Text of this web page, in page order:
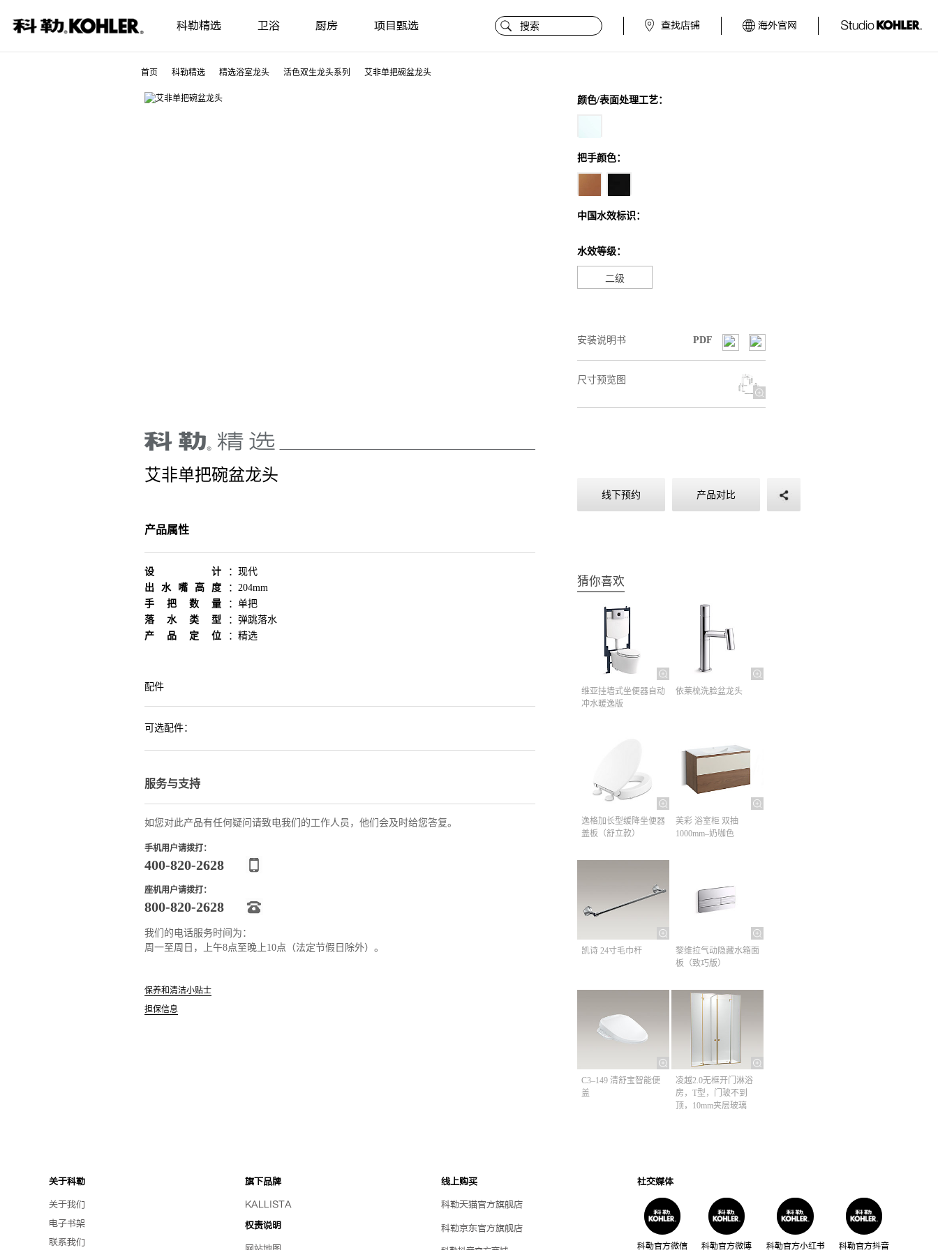
科勒精选 卫浴 厨房 项目甄选 查找店铺 海外官网
首页 科勒精选 精选浴室龙头 活色双生龙头系列 艾非单把碗盆龙头
艾非单把碗盆龙头
产品属性
设计 ： 现代
出水嘴高度
： 204mm
手把数量
： 单把
落水类型
： 弹跳落水
产品定位
： 精选
配件
可选配件：
服务与支持
如您对此产品有任何疑问请致电我们的工作人员，他们会及时给您答复。
手机用户请拨打：
400-820-2628
座机用户请拨打：
800-820-2628
我们的电话服务时间为：
周一至周日，上午8点至晚上10点（法定节假日除外）。
保养和清洁小贴士
担保信息
颜色/表面处理工艺：
把手颜色：
中国水效标识：
水效等级：
二级
安装说明书 PDF
尺寸预览图
线下预约 产品对比
猜你喜欢
维亚挂墙式坐便器自动
冲水暖逸版
依莱梳洗脸盆龙头
逸格加长型缓降坐便器
盖板（舒立款）
芙彩 浴室柜 双抽
1000mm–奶咖色
凯诗 24寸毛巾杆​
黎维拉气动隐藏水箱面
板（致巧版）
C3–149 清舒宝智能便
盖
凌越2.0无框开门淋浴
房，T型，门玻不到
顶，10mm夹层玻璃
关于科勒
关于我们
电子书架
联系我们
旗下品牌
KALLISTA
权责说明
线上购买
科勒天猫官方旗舰店
科勒京东官方旗舰店
社交媒体
科勒官方微信 科勒官方微博 科勒官方小红书 科勒官方抖音